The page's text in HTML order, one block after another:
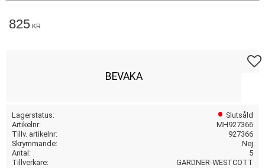
825 KR
BEVAKA
Lagerstatus
Slutsåld
Artikelnr
MH927366
Tillv. artikelnr
927366
Skrymmande
Nej
Antal
5
Tillverkare
GARDNER-WESTCOTT